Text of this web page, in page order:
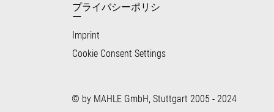
プライバシーポリシ
ー
Imprint
Cookie Consent Settings
© by MAHLE GmbH, Stuttgart 2005 - 2024